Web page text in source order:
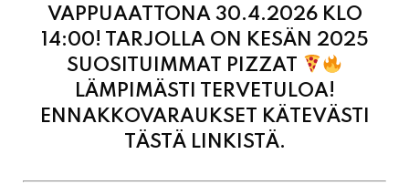
VAPPUAATTONA 30.4.2026 KLO
14:00! TARJOLLA ON KESÄN 2025
SUOSITUIMMAT PIZZAT
LÄMPIMÄSTI TERVETULOA!
ENNAKKOVARAUKSET KÄTEVÄSTI
TÄSTÄ LINKISTÄ.